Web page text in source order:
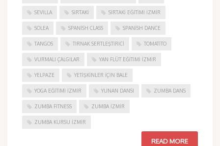
SEVILLA SIRTAKI SIRTAKI EĞITIMI İZMIR
SOLEA SPANISH CLASS SPANISH DANCE
TANGOS TIRNAK SERTLEŞTIRICI TOMATITO
VURMALI ÇALGILAR YAN FLÜT EĞITIMI İZMIR
YELPAZE YETIŞKINLER IÇIN BALE
YOGA EĞITIMI İZMIR YUNAN DANSI ZUMBA DANS
ZUMBA FITNESS ZUMBA İZMIR
ZUMBA KURSU İZMIR
READ MORE